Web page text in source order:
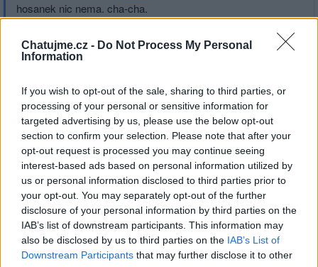
Chatujme.cz - Do Not Process My Personal
Information
If you wish to opt-out of the sale, sharing to third parties, or
processing of your personal or sensitive information for
targeted advertising by us, please use the below opt-out
section to confirm your selection. Please note that after your
opt-out request is processed you may continue seeing
interest-based ads based on personal information utilized by
us or personal information disclosed to third parties prior to
your opt-out. You may separately opt-out of the further
disclosure of your personal information by third parties on the
IAB’s list of downstream participants. This information may
also be disclosed by us to third parties on the IAB’s List of
Downstream Participants that may further disclose it to other
hosanek nic nema. cha-cha.
beammeup |Předmět: RE: RE: RE: RE:
RE: RE: RE: RE: Debil…
05.04.22 00:29:55
Reakce na příspěvek#66312
" každé protikremelské píčovině"
Jako ktere napriklad?